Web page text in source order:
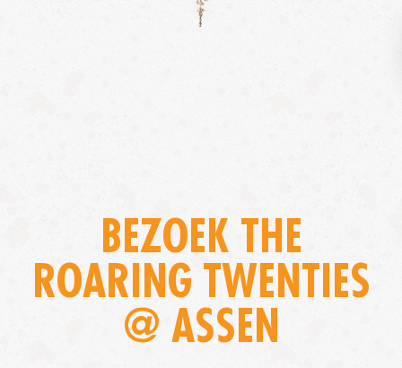
BEZOEK THE
ROARING TWENTIES
@ ASSEN